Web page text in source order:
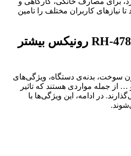
نیازهای کاربران مختلف را تامین
RH- رونیکس بیشتر
سوخت، بدنه‌ی دستگاه، ویژگی‌های
از جمله مواردی هستند که تاثیر
در ادامه، این ویژگی‌ها با